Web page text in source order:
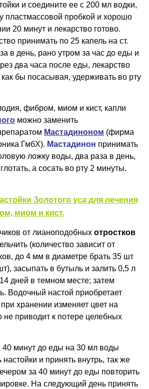
и соедините ее с 200 мл водки,
пластмассовой пробкой и хорошо
20 минут и лекарство готово.
принимать по 25 капель на ст.
в день, рано утром за час до еды и
два часа после еды, лекарство
как бы посасывая, удерживать во рту
фибром, миом и кист, капли
можно заменить
Мастадиноном (фирма
ГмбХ). Мастадинон принимать
ложку воды, два раза в день,
а сосать во рту 2 минуты.
Золотого уса для лечения
миом и кист.
от лианоподобных отростков
(количество зависит от
до 4 мм в диаметре брать 35 шт
засыпать в бутыль и залить 0,5 л
дней в темном месте; затем
Водочный настой приобретает
хранении изменяет цвет на
не приводит к потере целебных
40 минут до еды на 30 мл воды
настойки и принять внутрь, так же
за 40 минут до еды повторить
На следующий день принять